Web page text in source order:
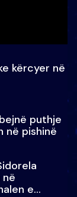
kërcyer në
puthje
në pishinë
e